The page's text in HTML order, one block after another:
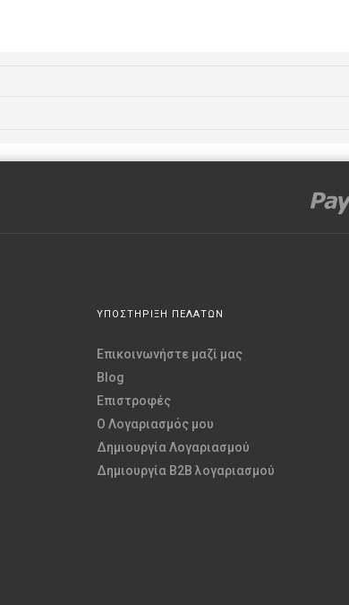
ΥΠΟΣΤΗΡΙΞΗ ΠΕΛΑΤΩΝ
Επικοινωνήστε μαζί μας
Blog
Επιστροφές
O Λογαριασμός μου
Δημιουργία Λογαριασμού
Δημιουργία B2B λογαριασμού